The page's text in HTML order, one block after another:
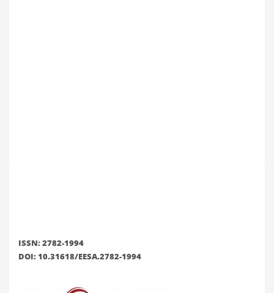
ISSN: 2782-1994
DOI: 10.31618/EESA.2782-1994